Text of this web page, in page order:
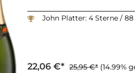
John Platter: 4 Sterne /
22,06 €* 25,95 €* (14.99%